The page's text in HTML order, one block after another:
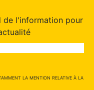
de l'information pour
LA MENTION RELATIVE À LA